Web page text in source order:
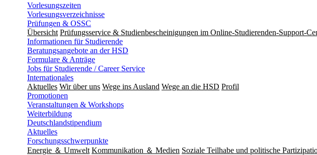
Vorlesungszeiten
Vorlesungsverzeichnisse
Prüfungen & OSSC
Übersicht Prüfungsservice & Studienbescheinigungen im Online-Studierenden-Support-
Informationen für Studierende
Beratungsangebote an der HSD
Formulare & Anträge
Jobs für Studierende / Career Service
Internationales
Aktuelles Wir über uns Wege ins Ausland Wege an die HSD Profil
Promotionen
Veranstaltungen & Workshops
Weiterbildung
Deutschlandstipendium
Aktuelles
Forschungsschwerpunkte
Energie ＆ Umwelt Kommunikation ＆ Medien Soziale Teilhabe und politische